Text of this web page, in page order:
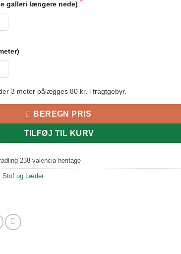
galleri længere nede)
3 meter pålægges 80 kr. i fragtgebyr.
BEREGN PRIS
TILFØJ TIL KURV
238-valencia-heritage
Stof og Læder